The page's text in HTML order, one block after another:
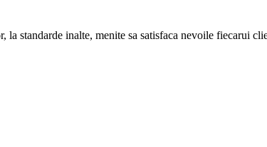
standarde inalte, menite sa satisfaca nevoile fiecarui